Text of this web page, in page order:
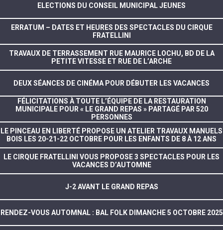
ELECTIONS DU CONSEIL MUNICIPAL JEUNES
ERRATUM – DATES ET HEURES DES SPECTACLES DU CIRQUE
FRATELLINI
TRAVAUX DE TERRASSEMENT RUE MAURICE LOCHU, BD DE LA
PETITE VITESSE ET RUE DE L’ARCHE
DEUX SÉANCES DE CINÉMA POUR DÉBUTER LES VACANCES
FÉLICITATIONS À TOUTE L’ÉQUIPE DE LA RESTAURATION
MUNICIPALE POUR « LE GRAND REPAS » PARTAGÉ PAR 520
PERSONNES
LE PINCEAU EN LIBERTÉ PROPOSE UN ATELIER TRAVAUX MANUELS
BOIS LES 20-21-22 OCTOBRE POUR LES ENFANTS DE 8 À 12 ANS
LE CIRQUE FRATELLINI VOUS PROPOSE 3 SPECTACLES POUR LES
VACANCES D’AUTOMNE
J-2 AVANT LE GRAND REPAS
RENDEZ-VOUS AUTOMNAL : BAL FOLK DIMANCHE 5 OCTOBRE 2025